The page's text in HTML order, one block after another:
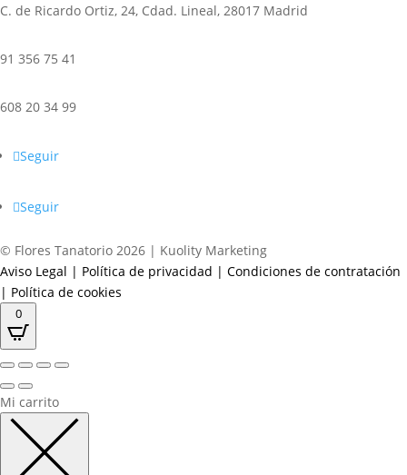
C. de Ricardo Ortiz, 24, Cdad. Lineal, 28017 Madrid
91 356 75 41
608 20 34 99
Seguir
Seguir
© Flores Tanatorio 2026 | Kuolity Marketing
Aviso Legal | Política de privacidad | Condiciones de contratación
| Política de cookies
0
Mi carrito